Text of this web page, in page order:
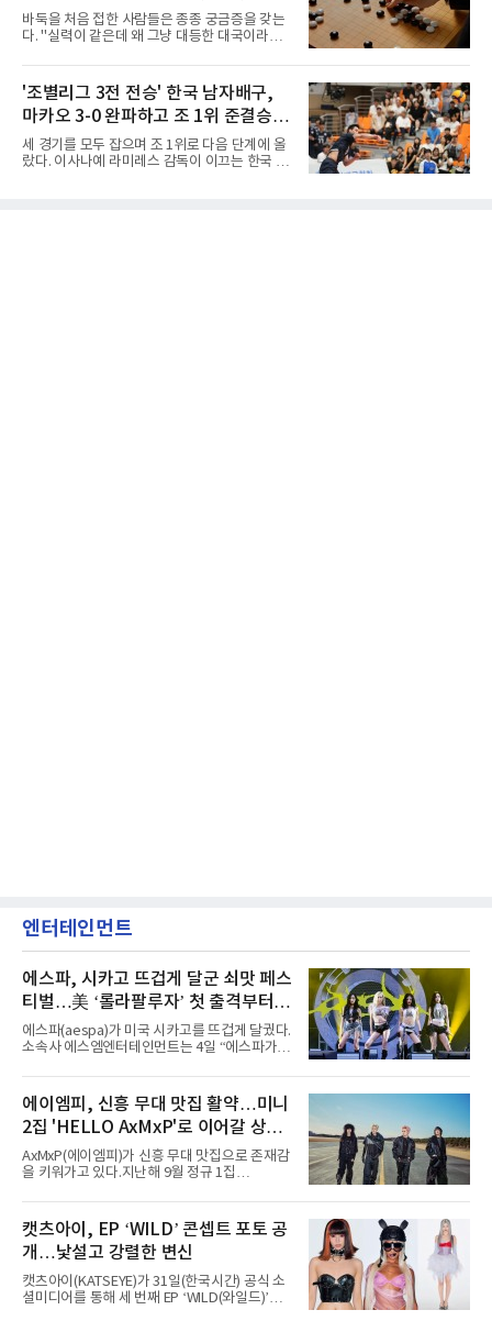
25-13 25-15)로 꺾었다. 전날 푸에르토리코를
3-1로 물리쳤던 한국은 2연승으로 조 1위에 올
라 16강 진출에 청신호를 켰다.이날 승리는 남다
3-2로 꺾고 정상에 올랐는데, 세계선수권에서
이뤄진 '리턴 매치'에서도 승리하
말할까
바둑을 처음 접한 사람들은 종종 궁금증을 갖는
다. "실력이 같은데 왜 그냥 대등한 대국이라고
‘바둑에서 왜 ‘대국(對局)’이라 말할까‘ 참조)'호
선(互先)'은 한자로 '서로 호(互)', '먼저 선(先)'을
쓴다. 직역하면 '서로 먼저 둔다'는 뜻이다. 여기
서 '서로 먼저 둔다'는 표현은 한 판에서 두 사람
이 동시에 선수를 잡는다는 의미가 아니다. 중국
과 일본의 고대 바둑에서 실력이 같은 사람끼리
는 여러 판을 둘 때 흑(선수)을 번갈아 맡았다는
'조별리그 3전 전승' 한국 남자배구,
마카오 3-0 완파하고 조 1위 준결승
진출
세 경기를 모두 잡으며 조 1위로 다음 단계에 올
랐다. 이사나예 라미레스 감독이 이끄는 한국 남
엔터테인먼트
에스파, 시카고 뜨겁게 달군 쇠맛 페스
티벌…美 ‘롤라팔루자’ 첫 출격부터
증명한 존재감
에스파(aespa)가 미국 시카고를 뜨겁게 달궜다.
소속사 에스엠엔터테인먼트는 4일 “에스파가
서 열린 ‘롤라팔루자 시카고’(Lollapalooza
Chicago)의 알리안츠 스테이지에 올랐다”며
“총 14곡으로 구성된 세트리스트를 선사, 데뷔 7
년 차다운 노련한 무대 매너와 파워풀한 에너지
로 현장의 분위기를 압도했다”고 밝혔다.1991
년 시작된 ‘롤라팔루자’는 8개 스테이지, 170여
팀의 아티스트와 40만 명 이상의 관객이 운집하
코르티스 등 K팝 스타들이 출연진 명단에 이름
을 올렸다.이날 에스파는
에이엠피, 신흥 무대 맛집 활약…미니
2집 'HELLO AxMxP'로 이어갈 상승
세
AxMxP(에이엠피)가 신흥 무대 맛집으로 존재감
을 키워가고 있다.지난해 9월 정규 1집
AxMxP는 데뷔 전부터 버스킹과 각종 페스티벌,
공연 무대에 오르며 실전 경험을 쌓아왔다.이들
은 소속사 패밀리 콘서트를 비롯해 '뷰티풀 민트
라이프 2025', '2025 부산국제록페스티벌' 등 대
형 무대에 잇달아 출연해 당찬 에너지와 풋풋한
매력으로 음악팬들의 눈도장을 찍었다.이후
AxMxP는 '카운트다운 판타지 2025-2026',
캣츠아이, EP ‘WILD’ 콘셉트 포토 공
개…낯설고 강렬한 변신
캣츠아이(KATSEYE)가 31일(한국시간) 공식 소
셜미디어를 통해 세 번째 EP ‘WILD(와일드)’의